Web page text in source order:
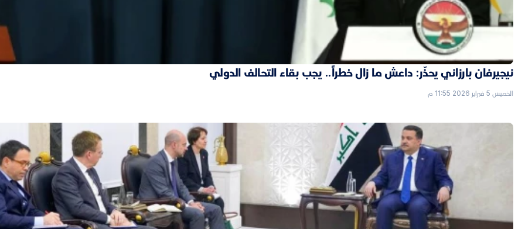
نيجيرفان بارزاني يحذّر: داعش ما زال خطراً.. يجب بقاء التحالف الدولي
الخميس 5 فبراير 2026 11:55 م